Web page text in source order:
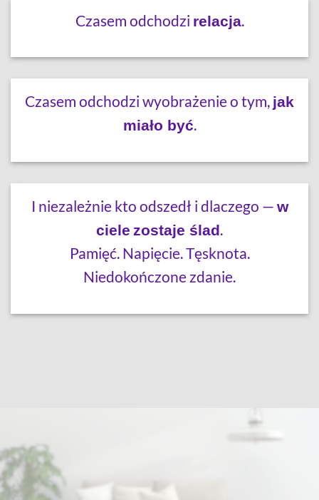
Czasem odchodzi relacja.
Czasem odchodzi wyobrażenie o tym, jak
miało być.
I niezależnie kto odszedł i dlaczego — w
ciele zostaje ślad.
Pamięć. Napięcie. Tęsknota.
Niedokończone zdanie.